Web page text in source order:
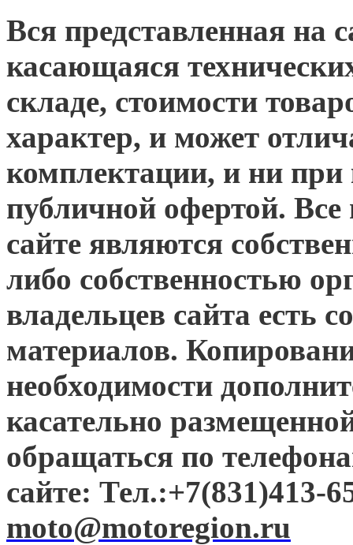
Вся представленная на
касающаяся
складе, стоимости
характер, и может
комплектации, и ни при
публичной офертой.
сайте являются
либо собственностью
владельцев сайта есть
материалов.
необходимости
касательно
обращаться по
сайте: Тел.:+7(831)413-
moto@motoregion.ru